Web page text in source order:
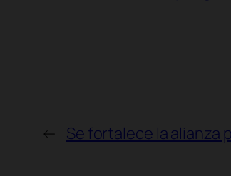
← Se fortalece la alianza